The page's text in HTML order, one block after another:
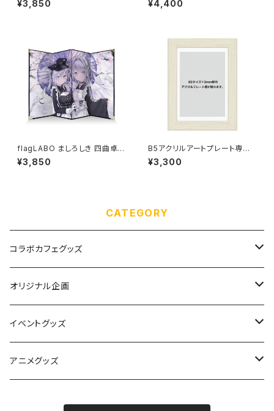
¥3,850 ¥4,400
flagLABO ましろしき 四曲卓上
屏風
¥3,850
B5アクリルアートプレート専用
フレーム
¥3,300
CATEGORY
コラボカフェグッズ
ぱんちゅ〜るカフェ
ラブピカルポッピー
きみがいちばんCAFE
ALICEの館35
オリジナル企画
アクリル用フレーム
flagLABO
イベントグッズ
絵師100人展 14
アニメグッズ